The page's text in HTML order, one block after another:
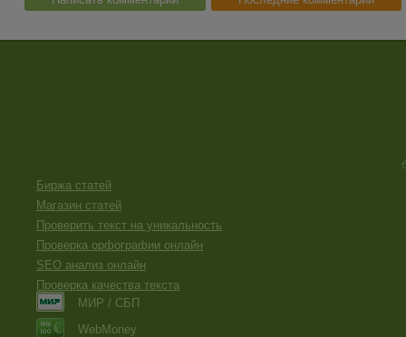
Биржа статей
Магазин статей
Проверить текст на уникальность
Проверка орфографии онлайн
SEO анализ онлайн
Проверка качества текста
МИР / СБП
WebMoney